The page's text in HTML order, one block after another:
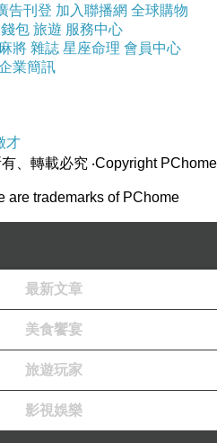
縣道旁，是一戶農家，
的鳳梨酥，不過他們本
告刊登 加入聯播網 全球購物
包 旅遊 服務中心
將 雜誌 星座命理 會員中心
業簡訊
才
有、轉載必究 ‧Copyright PChome
are trademarks of PChome
最新文章
美食饗宴
旅遊玩家
影視娛樂